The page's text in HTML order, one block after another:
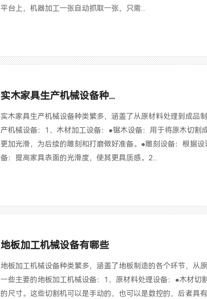
平台上，机器加工一张自动抓取一张，只需...
实木家具生产机械设备种...
实木家具生产机械设备种类繁多，涵盖了从原材料处理到成品
产机械设备：1、木材加工设备：●锯木设备：用于将原木切割
更加光滑，为后续的雕刻和打磨做好准备。●雕刻设备：根据
备：提高家具表面的光滑度，使其更具质感。2...
地板加工机械设备有哪些
地板加工机械设备种类繁多，涵盖了地板制造的各个环节，从
一些主要的地板加工机械设备：1、原材料处理设备：●木材切
的尺寸。这些切割机可以是手动的，也可以是数控的，后者具